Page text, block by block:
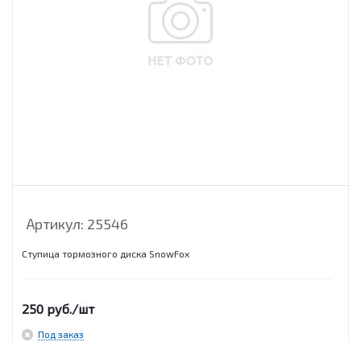
Артикул: 25546
Ступица тормозного диска SnowFox
250 руб./шт
Под заказ